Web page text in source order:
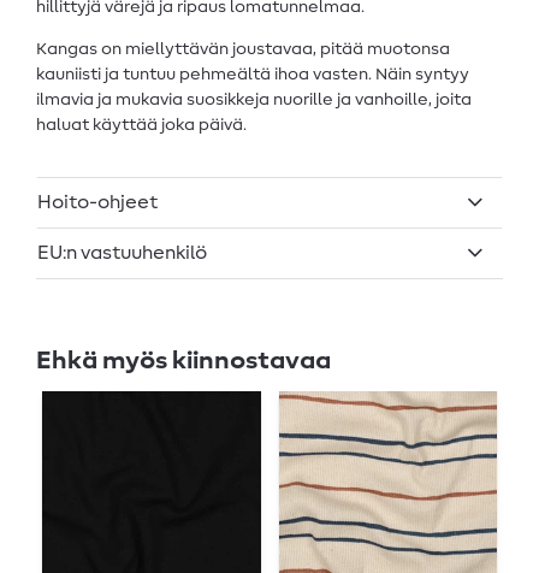
hillittyjä värejä ja ripaus lomatunnelmaa.
Kangas on miellyttävän joustavaa, pitää muotonsa
kauniisti ja tuntuu pehmeältä ihoa vasten. Näin syntyy
ilmavia ja mukavia suosikkeja nuorille ja vanhoille, joita
haluat käyttää joka päivä.
Hoito-ohjeet
EU:n vastuuhenkilö
Ehkä myös kiinnostavaa